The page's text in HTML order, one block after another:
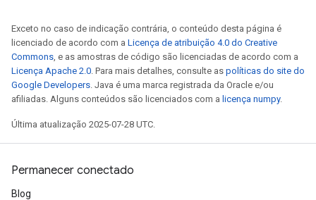
Exceto no caso de indicação contrária, o conteúdo desta página é
licenciado de acordo com a Licença de atribuição 4.0 do Creative
Commons, e as amostras de código são licenciadas de acordo com a
Licença Apache 2.0. Para mais detalhes, consulte as políticas do site do
Google Developers. Java é uma marca registrada da Oracle e/ou
afiliadas. Alguns conteúdos são licenciados com a licença numpy.
Última atualização 2025-07-28 UTC.
Permanecer conectado
Blog